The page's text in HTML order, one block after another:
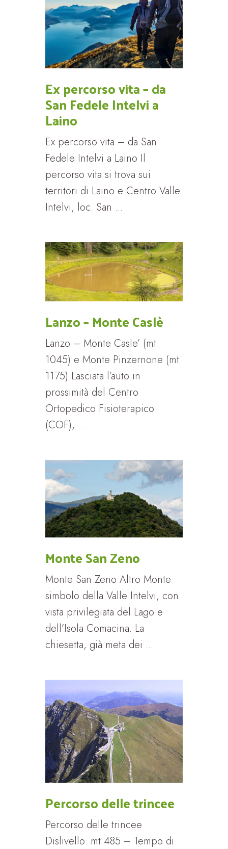
Ex percorso vita – da
San Fedele Intelvi a
Laino
Ex percorso vita – da San
Fedele Intelvi a Laino Il
percorso vita si trova sui
territori di Laino e Centro Valle
Intelvi, loc. San ...
Lanzo – Monte Caslè
Lanzo – Monte Casle’ (mt
1045) e Monte Pinzernone (mt
1175) Lasciata l’auto in
prossimità del Centro
Ortopedico Fisioterapico
(COF), ...
Monte San Zeno
Monte San Zeno Altro Monte
simbolo della Valle Intelvi, con
vista privilegiata del Lago e
dell’Isola Comacina. La
chiesetta, già meta dei ...
Percorso delle trincee
Percorso delle trincee
Dislivello: mt 485 – Tempo di